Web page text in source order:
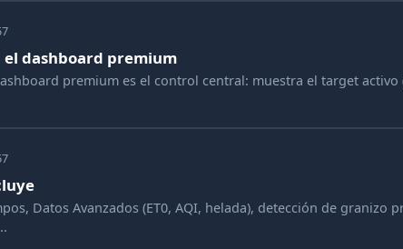
el dashboard premium
premium es el control central: muestra el target activo
Datos Avanzados (ET0, AQI, helada), detección de granizo